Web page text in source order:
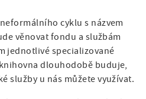
cyklu s názvem
věnovat fondu a službám
jednotlivé specializované
dlouhodobě buduje,
služby u nás můžete využívat.